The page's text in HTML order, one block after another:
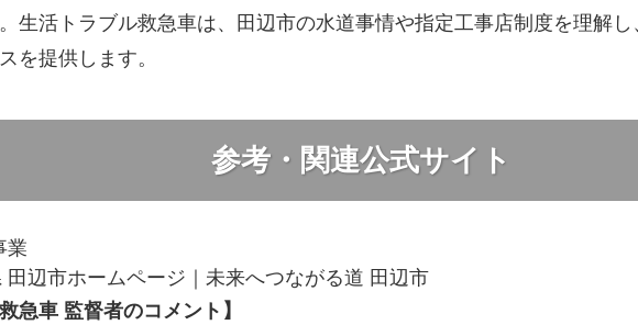
生活トラブル救急車は、田辺市の水道事情や指定工事店制度を理解
を提供します。
参考・関連公式サイト
業
田辺市ホームページ｜未来へつながる道 田辺市
急車 監督者のコメント】